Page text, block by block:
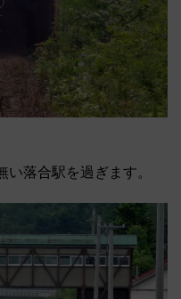
落合駅を過ぎます。